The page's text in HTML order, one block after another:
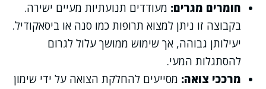
חומרים מגרים: מעודדים תנועתיות מעיים ישירה.
בקבוצה זו ניתן למצוא תרופות כמו סנה או ביסאקודיל.
יעילותן גבוהה, אך שימוש ממושך עלול לגרום
להסתגלות המעי.
מרככי צואה: מסייעים להחלקת הצואה על ידי שימון